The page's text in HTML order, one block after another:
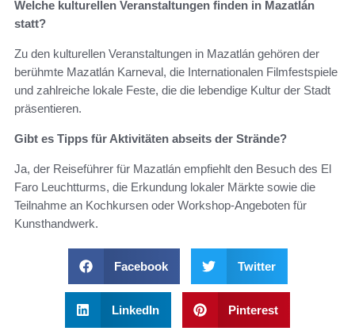
Welche kulturellen Veranstaltungen finden in Mazatlán
statt?
Zu den kulturellen Veranstaltungen in Mazatlán gehören der
berühmte Mazatlán Karneval, die Internationalen Filmfestspiele
und zahlreiche lokale Feste, die die lebendige Kultur der Stadt
präsentieren.
Gibt es Tipps für Aktivitäten abseits der Strände?
Ja, der Reiseführer für Mazatlán empfiehlt den Besuch des El
Faro Leuchtturms, die Erkundung lokaler Märkte sowie die
Teilnahme an Kochkursen oder Workshop-Angeboten für
Kunsthandwerk.
Facebook Twitter
LinkedIn Pinterest